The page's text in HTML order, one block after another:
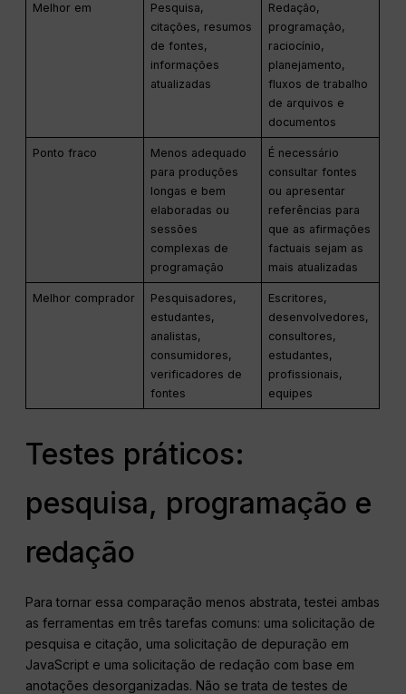
Melhor em
Pesquisa,
citações, resumos
de fontes,
informações
atualizadas
Redação,
programação,
raciocínio,
planejamento,
fluxos de trabalho
de arquivos e
documentos
Ponto fraco
Menos adequado
para produções
longas e bem
elaboradas ou
sessões
complexas de
programação
É necessário
consultar fontes
ou apresentar
referências para
que as afirmações
factuais sejam as
mais atualizadas
Melhor comprador
Pesquisadores,
estudantes,
analistas,
consumidores,
verificadores de
fontes
Escritores,
desenvolvedores,
consultores,
estudantes,
profissionais,
equipes
Testes práticos:
pesquisa, programação e
redação
Para tornar essa comparação menos abstrata, testei ambas
as ferramentas em três tarefas comuns: uma solicitação de
pesquisa e citação, uma solicitação de depuração em
JavaScript e uma solicitação de redação com base em
anotações desorganizadas. Não se trata de testes de